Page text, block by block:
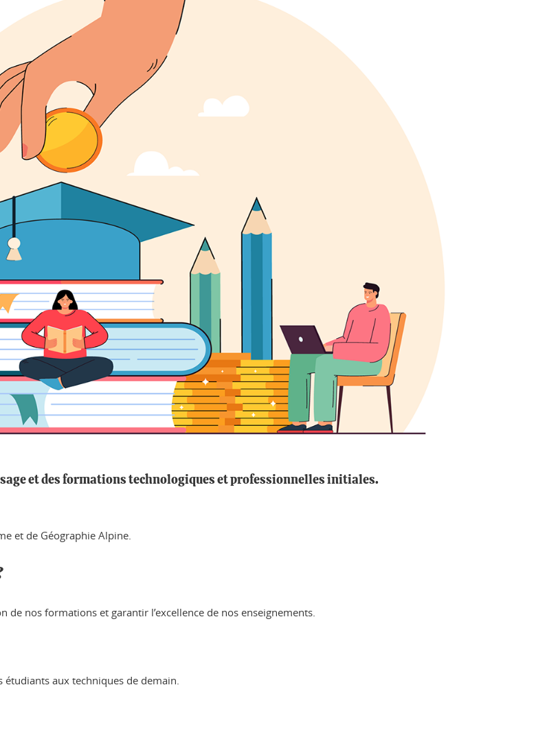
et des formations technologiques et professionnelles initiales.
et de Géographie Alpine.
nos formations et garantir l’excellence de nos enseignements.
aux techniques de demain.